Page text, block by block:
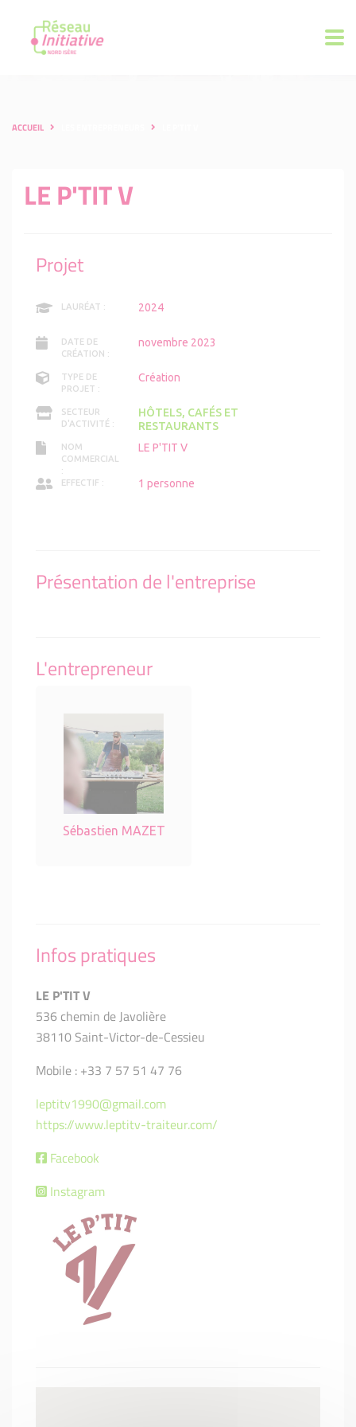
ACCUEIL
LE P'TIT V
Projet
LAURÉAT : 2024
DATE DE
CRÉATION :
novembre 2023
TYPE DE
PROJET :
Création
SECTEUR
D'ACTIVITÉ :
HÔTELS, CAFÉS ET
RESTAURANTS
NOM
COMMERCIAL
:
LE P'TIT V
EFFECTIF : 1 personne
Présentation de l'entreprise
L'entrepreneur
Sébastien MAZET
Infos pratiques
LE P'TIT V
536 chemin de Javolière
38110 Saint-Victor-de-Cessieu
Mobile : +33 7 57 51 47 76
leptitv1990@gmail.com
https://www.leptitv-traiteur.com/
Facebook
Instagram